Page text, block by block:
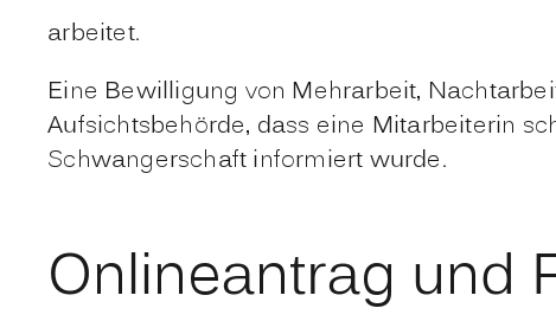
arbeitet.
Eine Bewilligung von Mehrarbeit,
Aufsichtsbehörde, dass eine Mitarbeiterin
Schwangerschaft informiert wurde.
Onlineantrag und